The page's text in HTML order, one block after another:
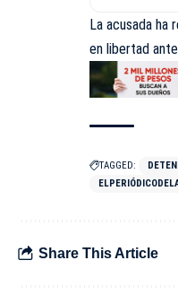
La acusada ha
en libertad
TAGGED:
Share This Article